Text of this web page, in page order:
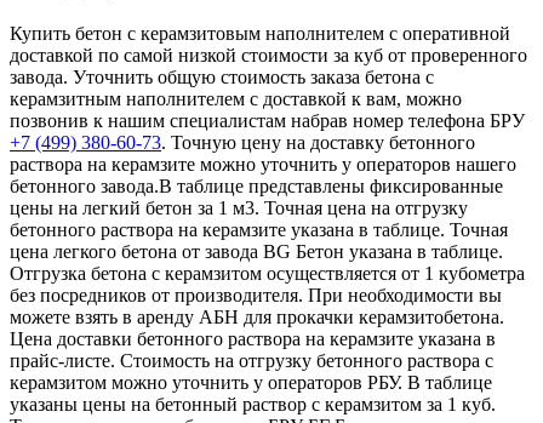
Купить бетон с керамзитовым наполнителем с оперативной
доставкой по самой низкой стоимости за куб от проверенного
завода. Уточнить общую стоимость заказа бетона с
керамзитным наполнителем с доставкой к вам, можно
позвонив к нашим специалистам набрав номер телефона БРУ
+7 (499) 380-60-73. Точную цену на доставку бетонного
раствора на керамзите можно уточнить у операторов нашего
бетонного завода.В таблице представлены фиксированные
цены на легкий бетон за 1 м3. Точная цена на отгрузку
бетонного раствора на керамзите указана в таблице. Точная
цена легкого бетона от завода BG Бетон указана в таблице.
Отгрузка бетона с керамзитом осуществляется от 1 кубометра
без посредников от производителя. При необходимости вы
можете взять в аренду АБН для прокачки керамзитобетона.
Цена доставки бетонного раствора на керамзите указана в
прайс-листе. Стоимость на отгрузку бетонного раствора с
керамзитом можно уточнить у операторов РБУ. В таблице
указаны цены на бетонный раствор с керамзитом за 1 куб.